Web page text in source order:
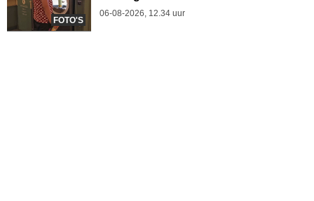
FOTO'S
06-08-2026, 12.34 uur